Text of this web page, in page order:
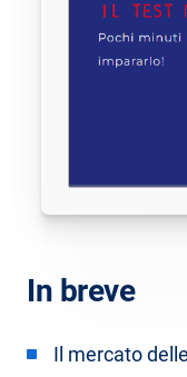
In breve
Il mercato